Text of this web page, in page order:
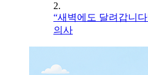
2.
“새벽에도 달려갑니
의사